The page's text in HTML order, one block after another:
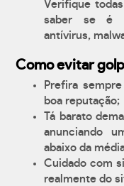
Verifique
saber se é
antívirus,
Como evitar
Prefira
boa reputação;
Tá barato
anunciando
abaixo da
Cuidado com
realmente do